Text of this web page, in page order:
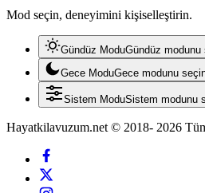
Mod seçin, deneyimini kişiselleştirin.
Gündüz ModuGündüz modunu
Gece ModuGece modunu
Sistem ModuSistem modunu
Hayatkilavuzum.net © 2018- 2026